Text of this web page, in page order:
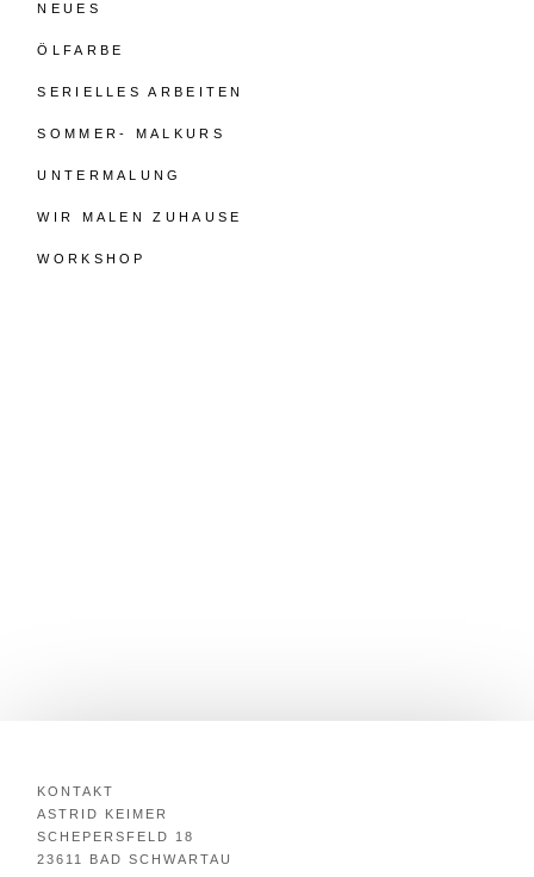
NEUES
ÖLFARBE
SERIELLES ARBEITEN
SOMMER- MALKURS
UNTERMALUNG
WIR MALEN ZUHAUSE
WORKSHOP
KONTAKT
ASTRID KEIMER
SCHEPERSFELD 18
23611 BAD SCHWARTAU